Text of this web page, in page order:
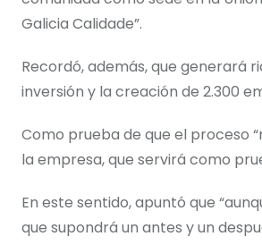
Galicia Calidade”.
Recordó, además, que generará
inversión y la creación de 2.300
Como prueba de que el proceso
la empresa, que servirá como
En este sentido, apuntó que
que supondrá un antes y un